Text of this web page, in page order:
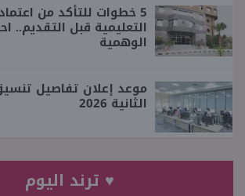
5 خطوات للتأكد من
التعليمية قبل التقديم..
الوهمية
موعد إعلان تفاصيل
الثانية 2026
♥ ترند اليوم